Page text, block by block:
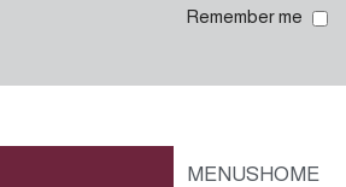
Remember me
HOME
MENUS